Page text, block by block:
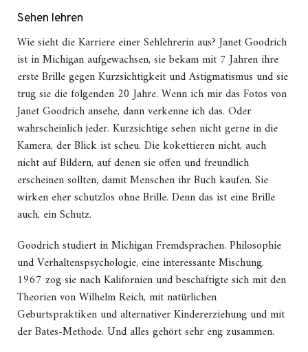
Sehen lehren
Wie sieht die Karriere einer Sehlehrerin aus? Janet Goodrich
ist in Michigan aufgewachsen, sie bekam mit 7 Jahren ihre
erste Brille gegen Kurzsichtigkeit und Astigmatismus und sie
trug sie die folgenden 20 Jahre. Wenn ich mir das Fotos von
Janet Goodrich ansehe, dann verkenne ich das. Oder
wahrscheinlich jeder. Kurzsichtige sehen nicht gerne in die
Kamera, der Blick ist scheu. Die kokettieren nicht, auch
nicht auf Bildern, auf denen sie offen und freundlich
erscheinen sollten, damit Menschen ihr Buch kaufen. Sie
wirken eher schutzlos ohne Brille. Denn das ist eine Brille
auch, ein Schutz.
Goodrich studiert in Michigan Fremdsprachen. Philosophie
und Verhaltenspsychologie, eine interessante Mischung.
1967 zog sie nach Kalifornien und beschäftigte sich mit den
Theorien von Wilhelm Reich, mit natürlichen
Geburtspraktiken und alternativer Kindererziehung und mit
der Bates-Methode. Und alles gehört sehr eng zusammen.